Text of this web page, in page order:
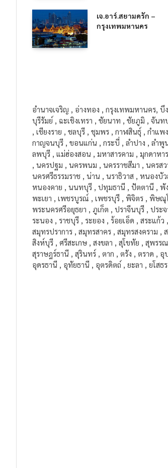
เจ.อาร์.สยามดรัก –
กรุงเทพมหานคร
อำนาจเจริญ , อ่างทอง , กรุงเทพมหานคร, บึ
บุรีรัมย์ , ฉะเชิงเทรา , ชัยนาท , ชัยภูมิ , จันท
, เชียงราย , ชลบุรี , ชุมพร , กาฬสินธุ์ , กำแพ
กาญจนบุรี , ขอนแก่น , กระบี่ , ลำปาง , ลำพู
ลพบุรี , แม่ฮ่องสอน , มหาสารคาม , มุกดาหา
, นครปฐม , นครพนม , นครราชสีมา , นครสว
นครศรีธรรมราช , น่าน , นราธิวาส , หนองบั
หนองคาย , นนทบุรี , ปทุมธานี , ปัตตานี , พั
พะเยา , เพชรบูรณ์ , เพชรบุรี , พิจิตร , พิษณุ
พระนครศรีอยุธยา , ภูเก็ต , ปราจีนบุรี , ประ
ระนอง , ราชบุรี , ระยอง , ร้อยเอ็ด , สระแก้ว
สมุทรปราการ , สมุทรสาคร , สมุทรสงคราม ,
สิงห์บุรี , ศรีสะเกษ , สงขลา , สุโขทัย , สุพรร
สุราษฎร์ธานี , สุรินทร์ , ตาก , ตรัง , ตราด , อุ
อุดรธานี , อุทัยธานี , อุตรดิตถ์ , ยะลา , ยโสธร